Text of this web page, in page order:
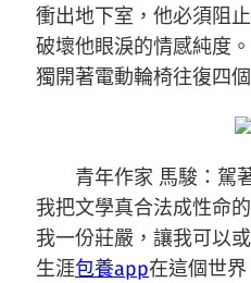
衝出地下室，他必須阻
破壞他眼淚的情感純度
獨開著電動輪椅往復四
青年作家 馬駿：駕
我把文學真合法成性命
我一份莊嚴，讓我可以
生涯包養app在這個世